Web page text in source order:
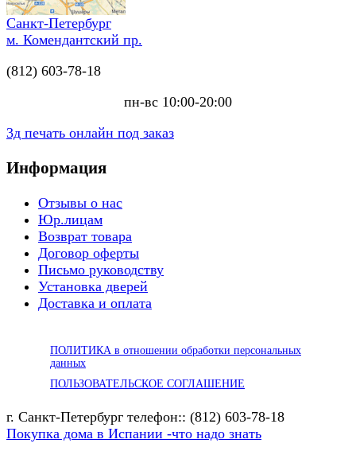
Санкт-Петербург
м. Комендантский пр.
(812) 603-78-18
пн-вс 10:00-20:00
3д печать онлайн под заказ
Информация
Отзывы о нас
Юр.лицам
Возврат товара
Договор оферты
Письмо руководству
Установка дверей
Доставка и оплата
ПОЛИТИКА в отношении обработки персональных
данных
ПОЛЬЗОВАТЕЛЬСКОЕ СОГЛАШЕНИЕ
г. Санкт-Петербург телефон:: (812) 603-78-18
Покупка дома в Испании -что надо знать